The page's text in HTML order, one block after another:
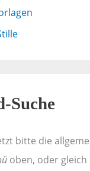
Suche
bitte die
oben, oder gleich